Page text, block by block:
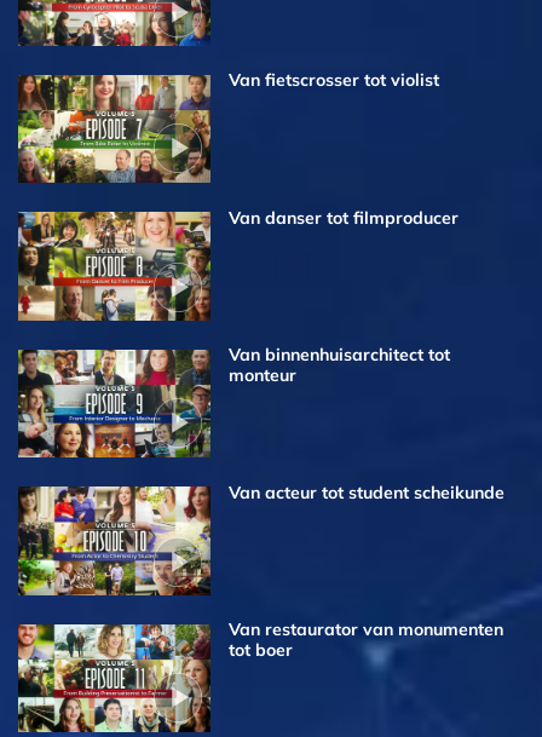
Van fietscrosser tot violist
Van danser tot filmproducer
Van binnenhuis­architect tot
monteur
Van acteur tot student scheikunde
Van restaurator van monumenten
tot boer